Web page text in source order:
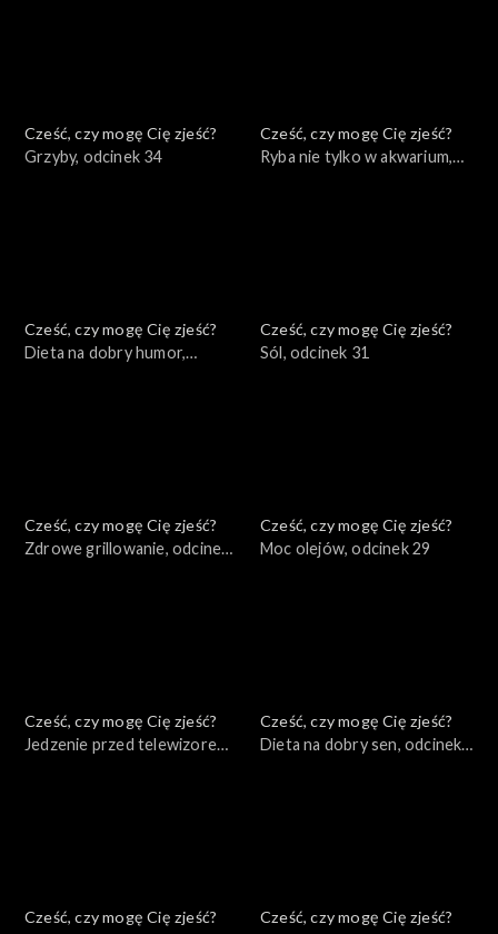
Cześć, czy mogę Cię zjeść?
Grzyby, odcinek 34
Cześć, czy mogę Cię zjeść?
Ryba nie tylko w akwarium,
Cześć, czy mogę Cię zjeść?
Dieta na dobry humor,
Cześć, czy mogę Cię zjeść?
Sól, odcinek 31
Cześć, czy mogę Cię zjeść?
Zdrowe grillowanie, odcinek
Cześć, czy mogę Cię zjeść?
Moc olejów, odcinek 29
Cześć, czy mogę Cię zjeść?
Jedzenie przed telewizorem,
Cześć, czy mogę Cię zjeść?
Dieta na dobry sen, odcinek
Cześć, czy mogę Cię zjeść?
Cześć, czy mogę Cię zjeść?